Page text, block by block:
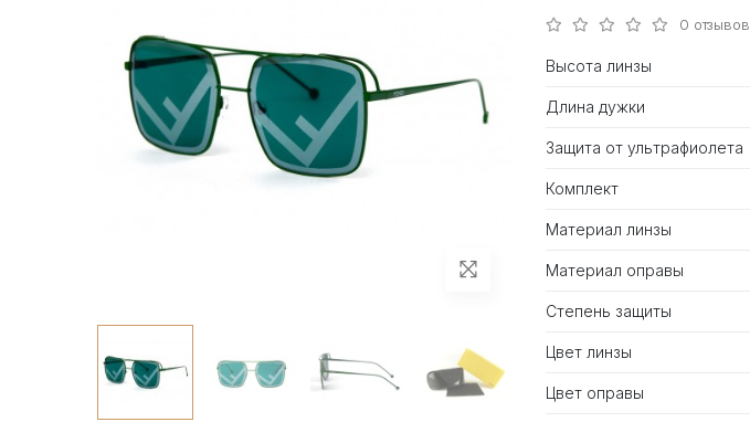
0 отзывов
Высота линзы
Длина дужки
Защита от ультрафиолета
Комплект
Материал линзы
Материал оправы
Степень защиты
Цвет линзы
Цвет оправы